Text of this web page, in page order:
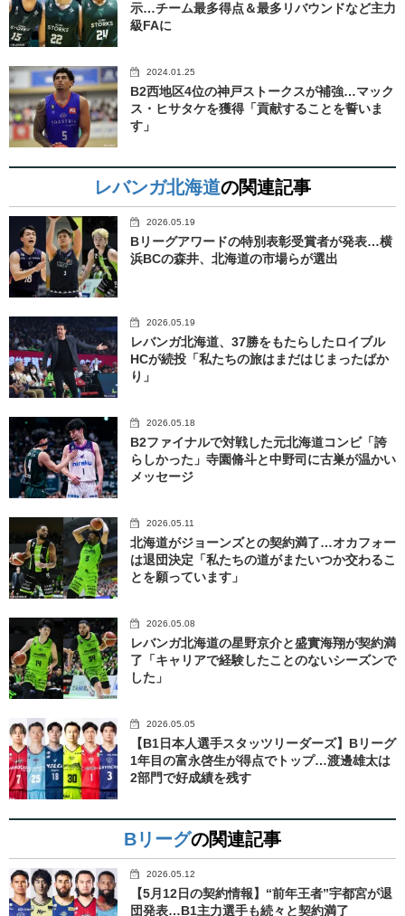
示…チーム最多得点＆最多リバウンドなど主力
級FAに
2024.01.25
B2西地区4位の神戸ストークスが補強…マック
ス・ヒサタケを獲得「貢献することを誓いま
す」
レバンガ北海道の関連記事
2026.05.19
Bリーグアワードの特別表彰受賞者が発表…横
浜BCの森井、北海道の市場らが選出
2026.05.19
レバンガ北海道、37勝をもたらしたロイブル
HCが続投「私たちの旅はまだはじまったばか
り」
2026.05.18
B2ファイナルで対戦した元北海道コンビ「誇
らしかった」寺園脩斗と中野司に古巣が温かい
メッセージ
2026.05.11
北海道がジョーンズとの契約満了…オカフォー
は退団決定「私たちの道がまたいつか交わるこ
とを願っています」
2026.05.08
レバンガ北海道の星野京介と盛實海翔が契約満
了「キャリアで経験したことのないシーズンで
した」
2026.05.05
【B1日本人選手スタッツリーダーズ】Bリーグ
1年目の富永啓生が得点でトップ…渡邊雄太は
2部門で好成績を残す
Bリーグの関連記事
2026.05.12
【5月12日の契約情報】“前年王者”宇都宮が退
団発表…B1主力選手も続々と契約満了